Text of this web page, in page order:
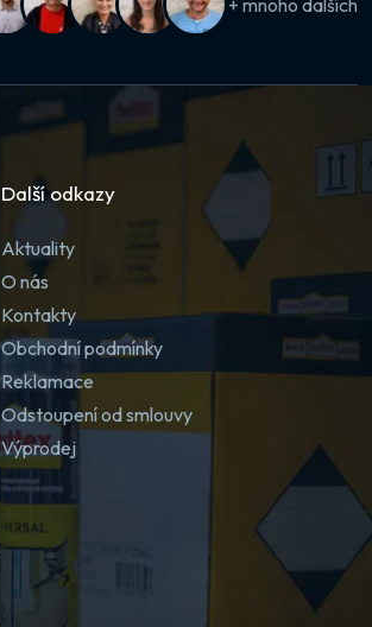
Další odkazy
Aktuality
O nás
Kontakty
Obchodní podmínky
Reklamace
Odstoupení od smlouvy
Výprodej